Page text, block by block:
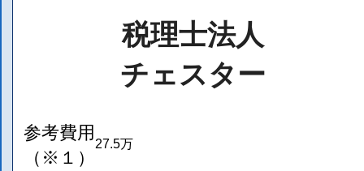
税理士法人
チェスター
参考費用
（※１）
27.5万